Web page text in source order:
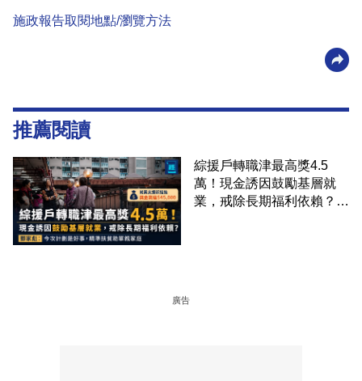
施政報告取閱地點/瀏覽方法
推薦閱讀
綜援戶轉職津最高獎4.5
萬！現金誘因鼓勵基層就
業，戒除長期福利依賴？鄧
廣告